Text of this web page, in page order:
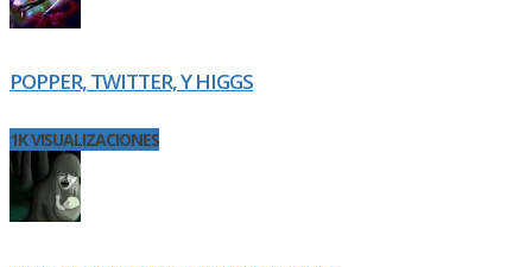
POPPER, TWITTER, Y HIGGS
1K VISUALIZACIONES